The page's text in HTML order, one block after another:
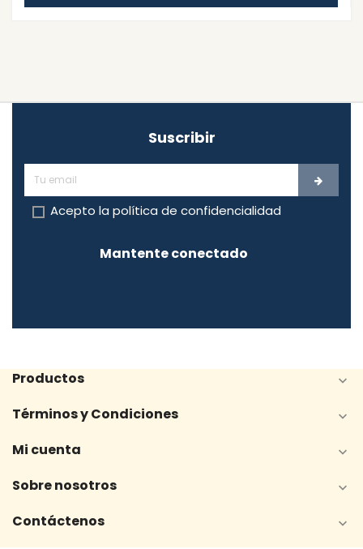
Suscribir
Acepto la política de confidencialidad
Mantente conectado
Productos 
Términos y Condiciones 
Mi cuenta 
Sobre nosotros 
Contáctenos 